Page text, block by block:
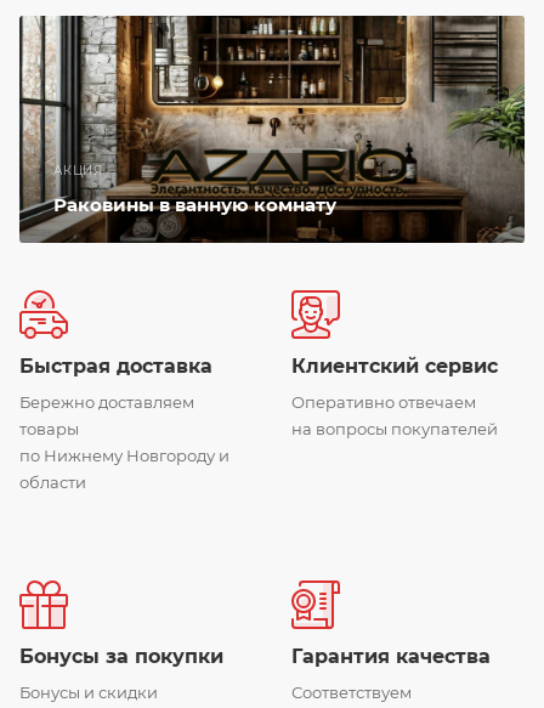
АКЦИЯ
Раковины в ванную комнату
Быстрая доставка
Бережно доставляем
товары
по Нижнему Новгороду и
области
Клиентский сервис
Оперативно отвечаем
на вопросы покупателей
Бонусы за покупки
Бонусы и скидки
Гарантия качества
Соответствуем